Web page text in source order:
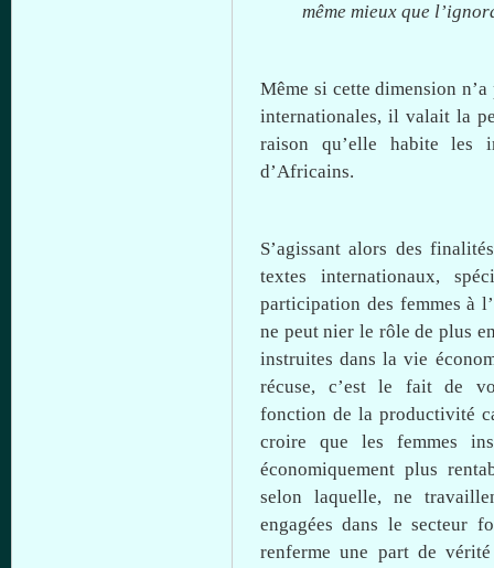
même mieux que
Même si cette dimension n’a
internationales,il valait la
raison qu’elle habite les
d’Africains.
S’agissant alors des
textes internationaux,
participation des femmesà
ne peutnier le rôle de plus
instruitesdans la vie
récuse, c’estle fait de
fonction de laproductivité
croireque les femmes
économiquement plus
selon laquelle, ne
engagées dans le secteur
renfermeune part de